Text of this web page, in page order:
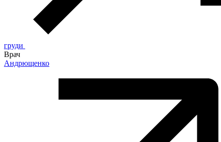
груди
Врач
Андрющенко